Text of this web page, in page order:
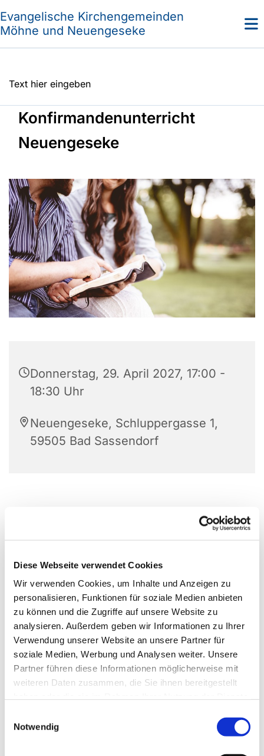
Diese Webseite verwendet Cookies
Wir verwenden Cookies, um Inhalte und Anzeigen zu
personalisieren, Funktionen für soziale Medien anbieten
zu können und die Zugriffe auf unsere Website zu
analysieren. Außerdem geben wir Informationen zu Ihrer
Verwendung unserer Website an unsere Partner für
soziale Medien, Werbung und Analysen weiter. Unsere
Partner führen diese Informationen möglicherweise mit
weiteren Daten zusammen, die Sie ihnen bereitgestellt
Notwendig
Evangelische Kirchengemeinden
Möhne und Neuengeseke
Text hier eingeben
Konfirmandenunterricht
Neuengeseke
Donnerstag, 29. April 2027, 17:00 -
18:30 Uhr
Neuengeseke, Schluppergasse 1,
59505 Bad Sassendorf